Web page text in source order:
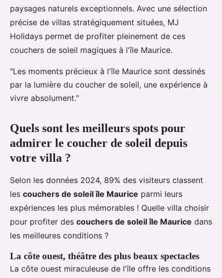
paysages naturels exceptionnels. Avec une sélection
précise de villas stratégiquement situées, MJ
Holidays permet de profiter pleinement de ces
couchers de soleil magiques à l'île Maurice.
"Les moments précieux à l'île Maurice sont dessinés
par la lumière du coucher de soleil, une expérience à
vivre absolument."
Quels sont les meilleurs spots pour
admirer le coucher de soleil depuis
votre villa ?
Selon les données 2024, 89% des visiteurs classent
les couchers de soleil île Maurice parmi leurs
expériences les plus mémorables ! Quelle villa choisir
pour profiter des couchers de soleil île Maurice dans
les meilleures conditions ?
La côte ouest, théâtre des plus beaux spectacles
La côte ouest miraculeuse de l'île offre les conditions